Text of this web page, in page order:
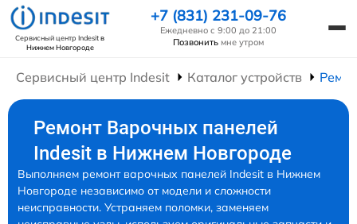
Сервисный центр Indesitв
Нижнем Новгороде
+7 (831) 231-09-76
Ежедневно с 9:00 до 21:00
Позвонить мне утром
Сервисный центр Indesit Каталог устройств
Ремонт Варочных панелей
Indesit в Нижнем Новгороде
Выполняем ремонт варочных панелей Indesit в Нижнем
Новгороде независимо от модели и сложности
неисправности. Устраняем поломки, заменяем